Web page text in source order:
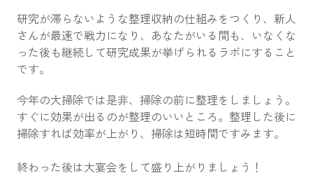
研究が滞らないような整理収納の仕組みをつくり、 新人
さんが最速で戦力になり、あなたがいる間も、いなくな
った後も継続して研究成果が挙げられるラボにすること
です。
今年の大掃除では是非、掃除の前に整理をしましょう。
すぐに効果が出るのが整理のいいところ。整理した後に
掃除すれば効率が上がり、掃除は短時間ですみます。
終わった後は大宴会をして盛り上がりましょう！